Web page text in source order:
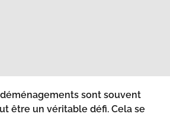
sont souvent
être un véritable défi. Cela se